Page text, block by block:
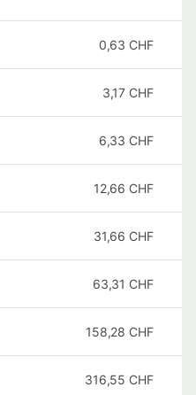
0,63 CHF
3,17 CHF
6,33 CHF
12,66 CHF
31,66 CHF
63,31 CHF
158,28 CHF
316,55 CHF